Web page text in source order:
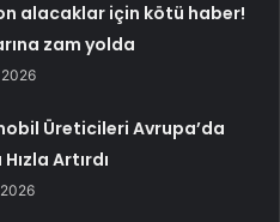
alacaklar için kötü haber!
zam yolda
Üreticileri Avrupa’da
Hızla Artırdı